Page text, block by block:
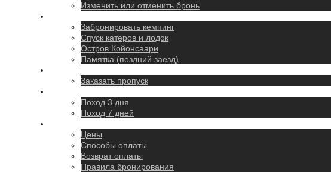
Изменить или отменить бронь
Забронировать кемпинг
Спуск катеров и лодок
Остров Койонсаари
Памятка (поздний заезд)
Заказать пропуск
Поход 3 дня
Поход 7 дней
Цены
Способы оплаты
Возврат оплаты
Правила бронирования